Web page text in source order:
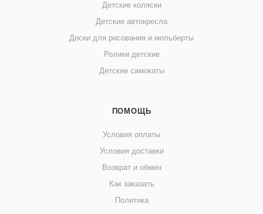
Детские коляски
Детские автокресла
Доски для рисования и мольберты
Ролики детские
Детские самокаты
ПОМОЩЬ
Условия оплаты
Условия доставки
Возврат и обмен
Как заказать
Политика